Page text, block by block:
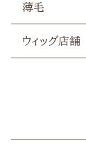
薄毛
ウィッグ店舗